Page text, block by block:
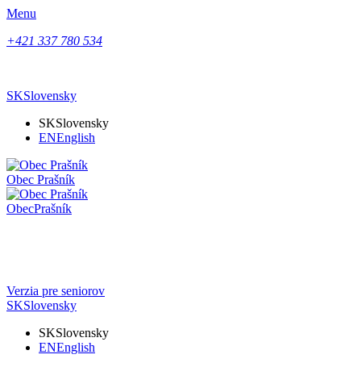
Menu
+421 337 780 534
SKSlovensky
SKSlovensky
ENEnglish
Obec Prašník
ObecPrašník
Verzia pre seniorov
SKSlovensky
SKSlovensky
ENEnglish